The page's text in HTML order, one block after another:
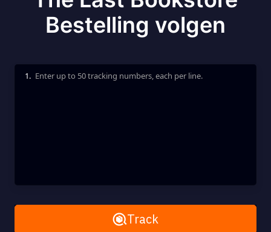
Bestelling volgen
Enter up to 50 tracking numbers, each per line.
1.
Remove AllTrack